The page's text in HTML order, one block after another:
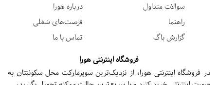
سوالات متداول
راهنما
گزارش باگ
درباره هورا
فرصت‌های شغلی
تماس با ما
فروشگاه اینترنتی هورا
در فروشگاه اینترنتی هورا، از نزدیک‌ترین سوپرمارکت محل سکونتتان به